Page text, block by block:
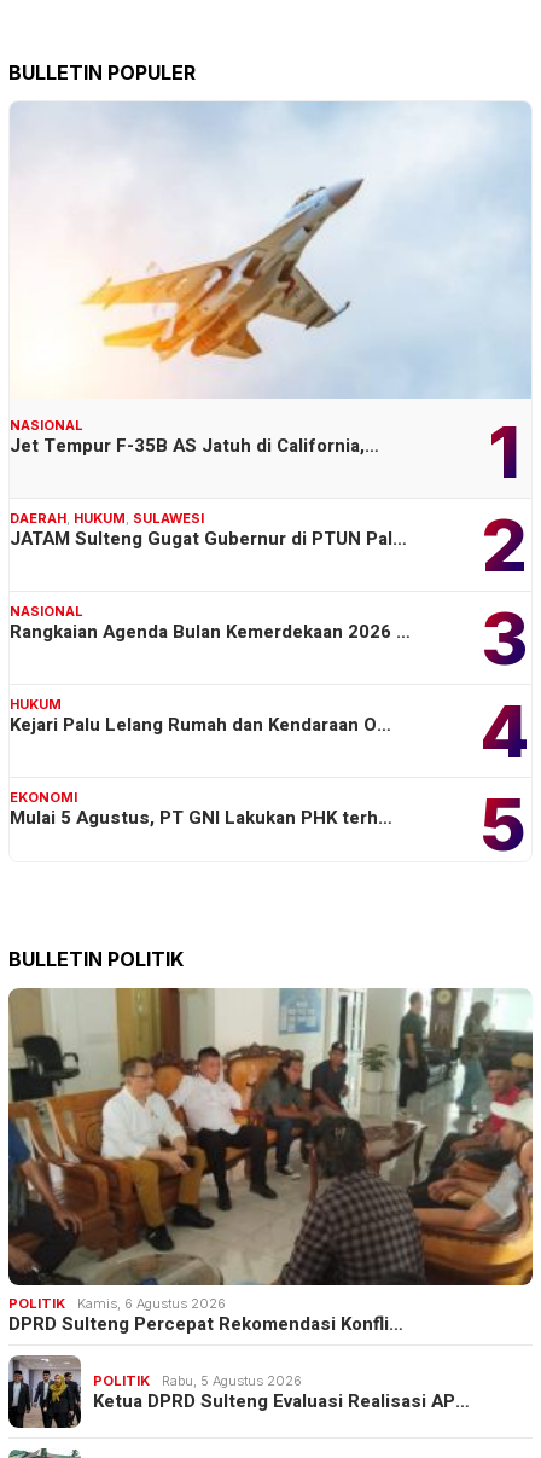
BULLETIN POPULER
1
NASIONAL
Jet Tempur F-35B AS Jatuh di California,…
2
DAERAH, HUKUM, SULAWESI
JATAM Sulteng Gugat Gubernur di PTUN Pal…
3
NASIONAL
Rangkaian Agenda Bulan Kemerdekaan 2026 …
4
HUKUM
Kejari Palu Lelang Rumah dan Kendaraan O…
5
EKONOMI
Mulai 5 Agustus, PT GNI Lakukan PHK terh…
BULLETIN POLITIK
POLITIK Kamis, 6 Agustus 2026
DPRD Sulteng Percepat Rekomendasi Konfli…
POLITIK Rabu, 5 Agustus 2026
Ketua DPRD Sulteng Evaluasi Realisasi AP…